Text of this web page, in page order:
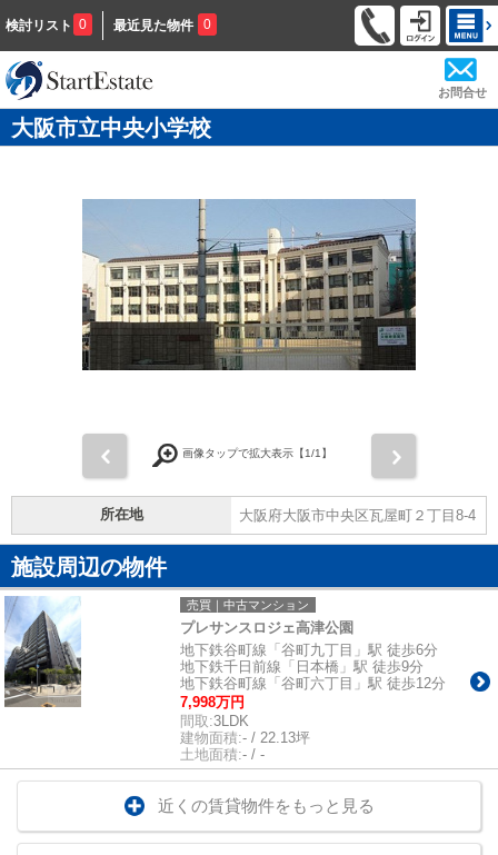
検討リスト 0 最近見た物件 0
お問合せ
大阪市立中央小学校
画像タップで拡大表示【1/1】
所在地 大阪府大阪市中央区瓦屋町２丁目8-4
施設周辺の物件
売買｜中古マンション
プレサンスロジェ高津公園
地下鉄谷町線「谷町九丁目」駅 徒歩6分
地下鉄千日前線「日本橋」駅 徒歩9分
地下鉄谷町線「谷町六丁目」駅 徒歩12分
7,998万円
間取:3LDK
建物面積:- / 22.13坪
土地面積:- / -
近くの賃貸物件をもっと見る